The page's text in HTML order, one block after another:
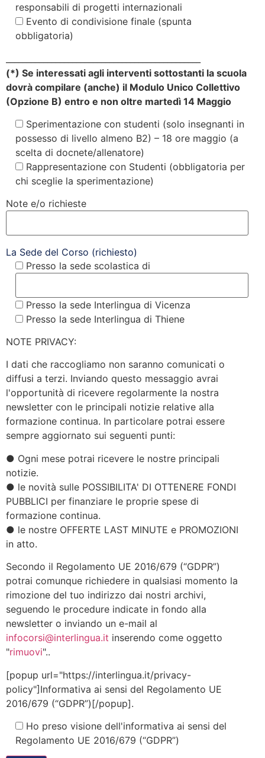
responsabili di progetti internazionali
Evento di condivisione finale (spunta
obbligatoria)
(*) Se interessati agli interventi sottostanti la scuola
dovrà compilare (anche) il Modulo Unico Collettivo
(Opzione B) entro e non oltre martedì 14 Maggio
Sperimentazione con studenti (solo insegnanti in
possesso di livello almeno B2) – 18 ore maggio (a
scelta di docnete/allenatore)
Rappresentazione con Studenti (obbligatoria per
chi sceglie la sperimentazione)
Note e/o richieste
La Sede del Corso (richiesto)
Presso la sede scolastica di
Presso la sede Interlingua di Vicenza
Presso la sede Interlingua di Thiene
NOTE PRIVACY:
I dati che raccogliamo non saranno comunicati o
diffusi a terzi. Inviando questo messaggio avrai
l'opportunità di ricevere regolarmente la nostra
newsletter con le principali notizie relative alla
formazione continua. In particolare potrai essere
sempre aggiornato sui seguenti punti:
● Ogni mese potrai ricevere le nostre principali
notizie.
● le novità sulle POSSIBILITA' DI OTTENERE FONDI
PUBBLICI per finanziare le proprie spese di
formazione continua.
● le nostre OFFERTE LAST MINUTE e PROMOZIONI
in atto.
Secondo il Regolamento UE 2016/679 (“GDPR”)
potrai comunque richiedere in qualsiasi momento la
rimozione del tuo indirizzo dai nostri archivi,
seguendo le procedure indicate in fondo alla
newsletter o inviando un e-mail al
infocorsi@interlingua.it inserendo come oggetto
"rimuovi"..
[popup url="https://interlingua.it/privacy-
policy"]Informativa ai sensi del Regolamento UE
2016/679 (“GDPR”)[/popup].
Ho preso visione dell'informativa ai sensi del
Regolamento UE 2016/679 (“GDPR”)